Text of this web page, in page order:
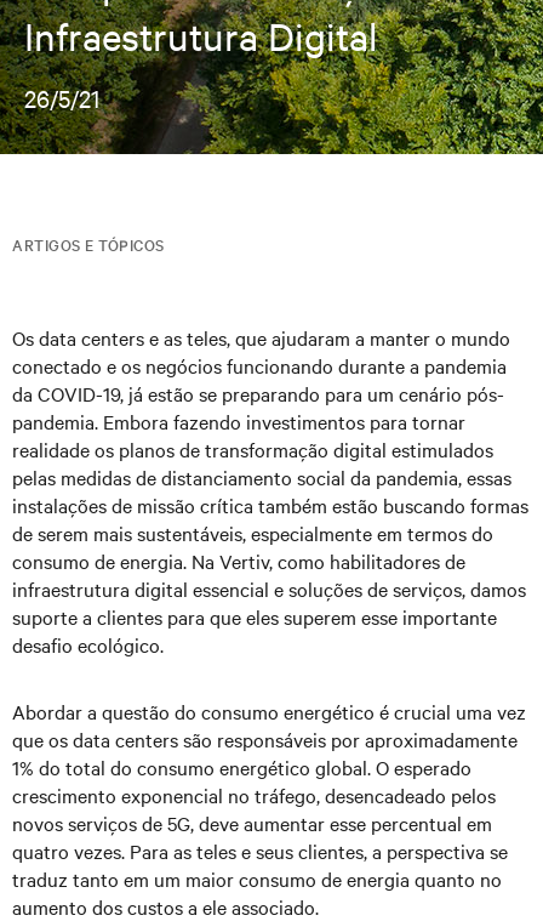
Infraestrutura Digital
26/5/21
ARTIGOS E TÓPICOS
Os data centers e as teles, que ajudaram a manter o mundo
conectado e os negócios funcionando durante a pandemia
da COVID-19, já estão se preparando para um cenário pós-
pandemia. Embora fazendo investimentos para tornar
realidade os planos de transformação digital estimulados
pelas medidas de distanciamento social da pandemia, essas
instalações de missão crítica também estão buscando formas
de serem mais sustentáveis, especialmente em termos do
consumo de energia. Na Vertiv, como habilitadores de
infraestrutura digital essencial e soluções de serviços, damos
suporte a clientes para que eles superem esse importante
desafio ecológico.
Abordar a questão do consumo energético é crucial uma vez
que os data centers são responsáveis por aproximadamente
1% do total do consumo energético global. O esperado
crescimento exponencial no tráfego, desencadeado pelos
novos serviços de 5G, deve aumentar esse percentual em
quatro vezes. Para as teles e seus clientes, a perspectiva se
traduz tanto em um maior consumo de energia quanto no
aumento dos custos a ele associado.